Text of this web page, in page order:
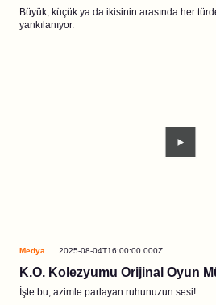
Büyük, küçük ya da ikisinin arasında her
yankılanıyor.
Medya 2025-08-04T16:00:00.000Z
K.O. Kolezyumu Orijinal Oyun
İşte bu, azimle parlayan ruhunuzun sesi!